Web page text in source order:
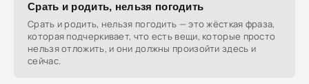
Срать и родить, нельзя погодить
Срать и родить, нельзя погодить — это жёсткая фраза,
которая подчеркивает, что есть вещи, которые просто
нельзя отложить, и они должны произойти здесь и
сейчас.